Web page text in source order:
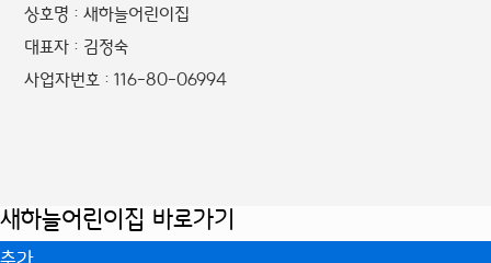
상호명 : 새하늘어린이집
대표자 : 김정숙
사업자번호 : 116-80-06994
새하늘어린이집 바로가기
추가